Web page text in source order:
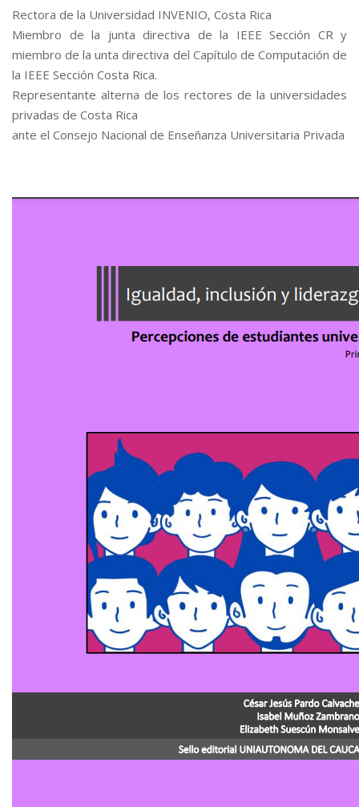
Rectora de la Universidad INVENIO, Costa Rica
Miembro de la junta directiva de la IEEE Sección CR y
miembro de la unta directiva del Capítulo de Computación de
la IEEE Sección Costa Rica.
Representante alterna de los rectores de la universidades
privadas de Costa Rica
ante el Consejo Nacional de Enseñanza Universitaria Privada